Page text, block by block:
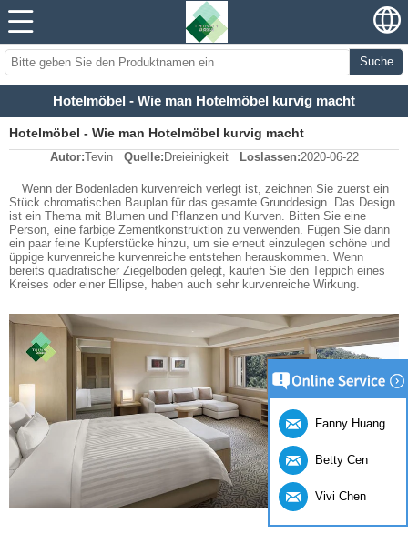
Suche
Hotelmöbel - Wie man Hotelmöbel kurvig macht
Hotelmöbel - Wie man Hotelmöbel kurvig macht
Autor:Tevin Quelle: Dreieinigkeit Loslassen:2020-06-22
Wenn der Bodenladen kurvenreich verlegt ist, zeichnen Sie zuerst ein
Stück chromatischen Bauplan für das gesamte Grunddesign. Das Design
ist ein Thema mit Blumen und Pflanzen und Kurven. Bitten Sie eine
Person, eine farbige Zementkonstruktion zu verwenden. Fügen Sie dann
ein paar feine Kupferstücke hinzu, um sie erneut einzulegen schöne und
üppige kurvenreiche kurvenreiche entstehen herauskommen. Wenn
bereits quadratischer Ziegelboden gelegt, kaufen Sie den Teppich eines
Kreises oder einer Ellipse, haben auch sehr kurvenreiche Wirkung.
Fanny Huang
Betty Cen
Vivi Chen